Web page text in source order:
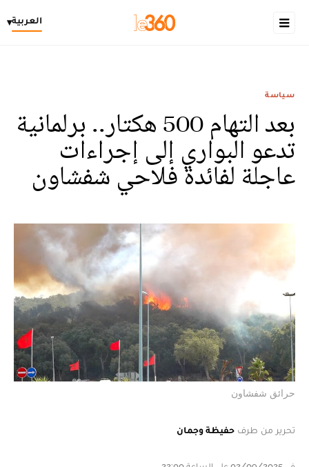
العربية▾
سياسة
بعد التهام 500 هكتار.. برلمانية
تدعو البواري إلى إجراءات
عاجلة لفائدة فلاحي شفشاون
حرائق شفشاون
تحرير من طرف حفيظة وجمان